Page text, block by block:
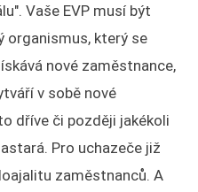
Vaše EVP musí být
organismus, který se
nové zaměstnance,
v sobě nové
dříve či později jakékoli
Pro uchazeče již
zaměstnanců. A